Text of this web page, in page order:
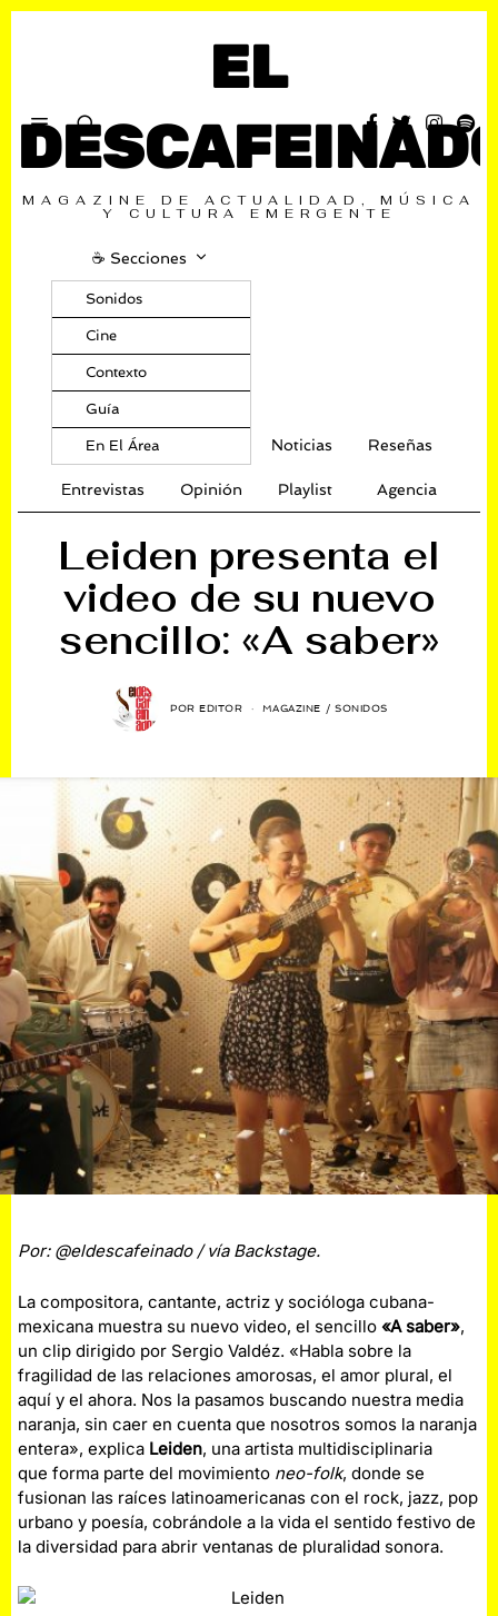
EL
MAGAZINE DE ACTUALIDAD, MÚSICA
Y CULTURA EMERGENTE
☕️ Secciones
Sonidos
Cine
Contexto
Guía
En El Área Noticias Reseñas
Entrevistas Opinión Playlist Agencia
Leiden presenta el
video de su nuevo
sencillo: «A saber»
POREDITOR MAGAZINE / SONIDOS
Por: @eldescafeinado / vía Backstage.
La compositora, cantante, actriz y socióloga cubana-
mexicana muestra su nuevo video, el sencillo«A saber»,
un clip dirigido por Sergio Valdéz. «Habla sobre la
fragilidad de las relaciones amorosas, el amor plural, el
aquí y el ahora. Nos la pasamos buscando nuestra media
naranja, sin caer en cuenta que nosotros somos la naranja
entera», explica Leiden, una artista multidisciplinaria
que forma parte del movimiento neo-folk, donde se
fusionan las raíces latinoamericanas con el rock, jazz, pop
urbano y poesía, cobrándole a la vida el sentido festivo de
la diversidad para abrir ventanas de pluralidad sonora.